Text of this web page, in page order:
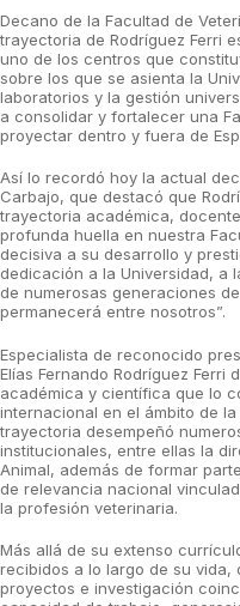
Decano de la Facultad de
trayectoria de Rodríguez Ferri
uno de los centros que
sobre los que se asienta la
laboratorios y la gestión
a consolidar y fortalecer una
proyectar dentro y fuera de
Así lo recordó hoy la actual
Carbajo, que destacó que
trayectoria académica,
profunda huella en nuestra
decisiva a su desarrollo y
dedicación a la Universidad, a
de numerosas generaciones
permanecerá entre nosotros”.
Especialista de reconocido
Elías Fernando Rodríguez
académica y científica que lo
internacional en el ámbito de
trayectoria desempeñó
institucionales, entre ellas la
Animal, además de formar
de relevancia nacional
la profesión veterinaria.
Más allá de su extenso
recibidos a lo largo de su vida,
proyectos e investigación